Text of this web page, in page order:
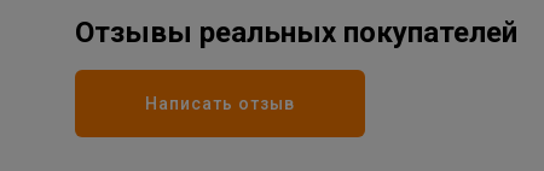
Отзывы реальных покупателей
Написать отзыв